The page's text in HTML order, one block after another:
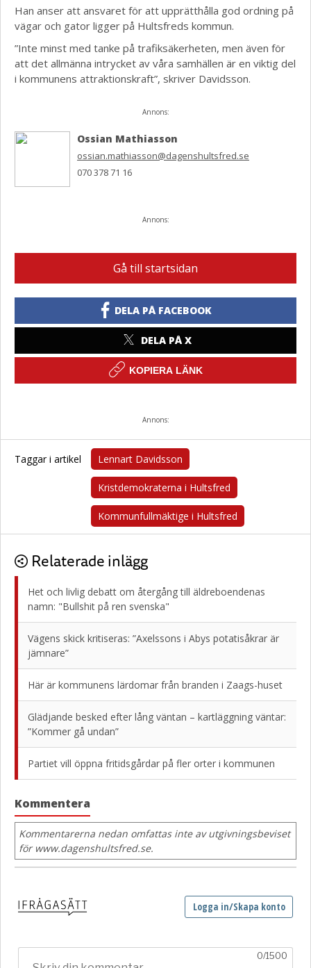
Han anser att ansvaret för att upprätthålla god ordning på
vägar och gator ligger på Hultsfreds kommun.
”Inte minst med tanke på trafiksäkerheten, men även för
att det allmänna intrycket av våra samhällen är en viktig del
i kommunens attraktionskraft”, skriver Davidsson.
Annons:
Ossian Mathiasson
ossian.mathiasson@dagenshultsfred.se
070 378 71 16
Annons:
Gå till startsidan
DELA PÅ FACEBOOK
DELA PÅ X
KOPIERA LÄNK
Annons:
Taggar i artikel Lennart Davidsson
Kristdemokraterna i Hultsfred
Kommunfullmäktige i Hultsfred
Relaterade inlägg
Het och livlig debatt om återgång till äldreboendenas
namn: "Bullshit på ren svenska"
Vägens skick kritiseras: ”Axelssons i Abys potatisåkrar är
jämnare”
Här är kommunens lärdomar från branden i Zaags-huset
Glädjande besked efter lång väntan – kartläggning väntar:
”Kommer gå undan”
Partiet vill öppna fritidsgårdar på fler orter i kommunen
Kommentera
Kommentarerna nedan omfattas inte av utgivningsbeviset
för www.dagenshultsfred.se.